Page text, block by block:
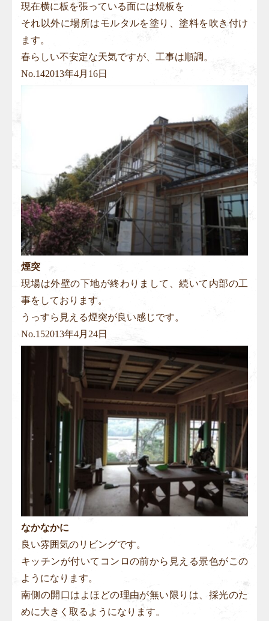
現在横に板を張っている面には焼板を
それ以外に場所はモルタルを塗り、塗料を吹き付け
ます。
春らしい不安定な天気ですが、工事は順調。
No.142013年4月16日
煙突
現場は外壁の下地が終わりまして、続いて内部の工
事をしております。
うっすら見える煙突が良い感じです。
No.152013年4月24日
なかなかに
良い雰囲気のリビングです。
キッチンが付いてコンロの前から見える景色がこの
ようになります。
南側の開口はよほどの理由が無い限りは、採光のた
めに大きく取るようになります。